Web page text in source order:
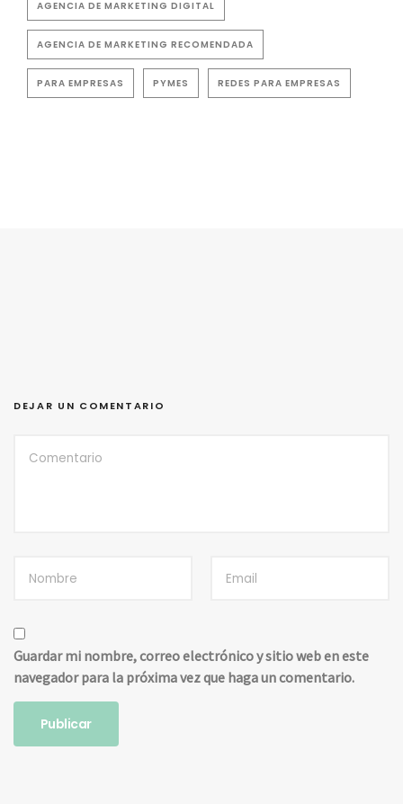
AGENCIA DE MARKETING DIGITAL
AGENCIA DE MARKETING RECOMENDADA
PARA EMPRESAS PYMES REDES PARA EMPRESAS
DEJAR UN COMENTARIO
Guardar mi nombre, correo electrónico y sitio web en este
navegador para la próxima vez que haga un comentario.